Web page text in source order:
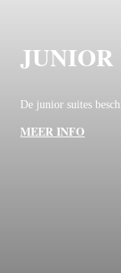
JUNIOR
De junior suites
MEER INFO